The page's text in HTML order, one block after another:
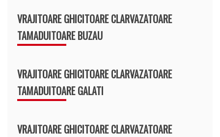
VRAJITOARE GHICITOARE CLARVAZATOARE
TAMADUITOARE BUZAU
VRAJITOARE GHICITOARE CLARVAZATOARE
TAMADUITOARE GALATI
VRAJITOARE GHICITOARE CLARVAZATOARE